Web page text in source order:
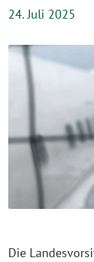
24. Juli 2025
Die